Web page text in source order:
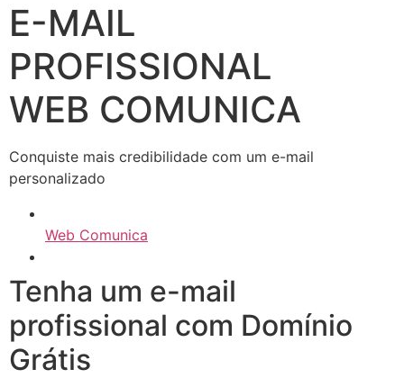
E-MAIL
PROFISSIONAL
WEB COMUNICA
Conquiste mais credibilidade com um e-mail
personalizado
Web Comunica
Tenha um e-mail
profissional com Domínio
Grátis